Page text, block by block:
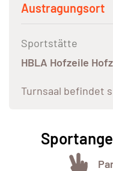
Austragungsort
Sportstätte
HBLA Hofzeile
Turnsaal befindet